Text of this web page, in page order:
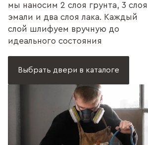
мы наносим 2 слоя грунта, 3 слоя
эмали и два слоя лака. Каждый
слой шлифуем вручную до
идеального состояния
Выбрать двери в каталоге